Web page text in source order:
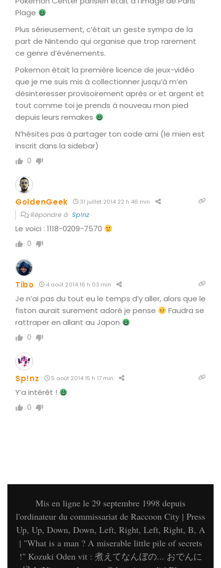
Plage
Plus sérieusement, c’était un geste sympa de la
part de Nintendo qui organise que trop rarement
ce genre d’événements.
Pokemon était la première licence de jeux-vidéo
que je me suis mis à collectionner jusqu’à m’en
désinteresser provisoirement après or et argent et
tout comme toi je prends à nouveau mon pied
depuis leurs remakes
N’hésites pas à partager ton code ami (le mien est
inscrit dans la sidebar)
0
GoldenGeek 31 juillet 2014 22 h 46 min
Répondre àSp!nz
Le voici : 1118-0209-7570
0
Tibo 4 août 2014 16 h 03 min
Je n’ai pas du tout eu le temps d’y aller, alors que le
fiston aurait surement adoré je pense
Faudra se
rattraper en allant au Japon
0
Sp!nz 5 août 2014 15 h 17 min
Y’a intérêt !
0
Mis en ligne le 29 septembre 1998 depuis
l'ordinateur du commissariat de Raccoon City | Press
Up, Up, Down, Down, Left, Right, Left, Right, B, A
| "What is a man ? A miserable little pile of secrets
!" Kozuki Oden vit : 煮えてなんぼの... おでんに